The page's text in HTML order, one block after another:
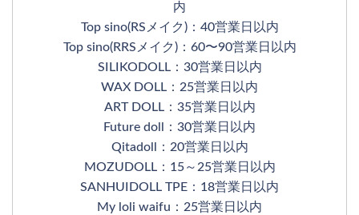
内
Top sino(RSメイク)：40営業日以内
Top sino(RRSメイク)：60〜90営業日以内
SILIKODOLL：30営業日以内
WAX DOLL：25営業日以内
ART DOLL：35営業日以内
Future doll：30営業日以内
Qitadoll：20営業日以内
MOZUDOLL：15～25営業日以内
SANHUIDOLL TPE：18営業日以内
My loli waifu：25営業日以内